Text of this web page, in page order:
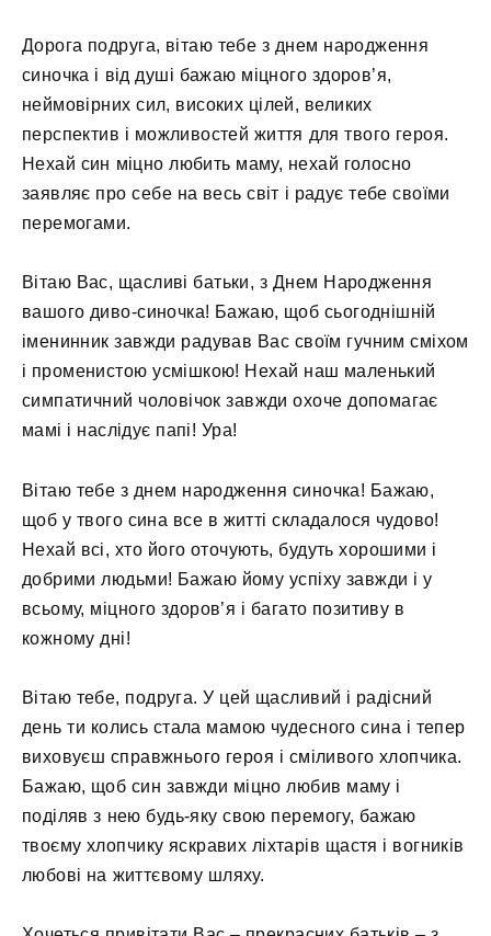
Дорога подруга, вітаю тебе з днем ​​народження
синочка і від душі бажаю міцного здоров’я,
неймовірних сил, високих цілей, великих
перспектив і можливостей життя для твого героя.
Нехай син міцно любить маму, нехай голосно
заявляє про себе на весь світ і радує тебе своїми
перемогами.
Вітаю Вас, щасливі батьки, з Днем Народження
вашого диво-синочка! Бажаю, щоб сьогоднішній
іменинник завжди радував Вас своїм гучним сміхом
і променистою усмішкою! Нехай наш маленький
симпатичний чоловічок завжди охоче допомагає
мамі і наслідує папі! Ура!
Вітаю тебе з днем ​​народження синочка! Бажаю,
щоб у твого сина все в житті складалося чудово!
Нехай всі, хто його оточують, будуть хорошими і
добрими людьми! Бажаю йому успіху завжди і у
всьому, міцного здоров’я і багато позитиву в
кожному дні!
Вітаю тебе, подруга. У цей щасливий і радісний
день ти колись стала мамою чудесного сина і тепер
виховуєш справжнього героя і сміливого хлопчика.
Бажаю, щоб син завжди міцно любив маму і
поділяв з нею будь-яку свою перемогу, бажаю
твоєму хлопчику яскравих ліхтарів щастя і вогників
любові на життєвому шляху.